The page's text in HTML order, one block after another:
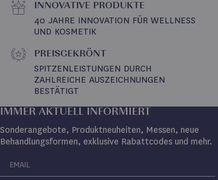
INNOVATIVE PRODUKTE
40 JAHRE INNOVATION FÜR WELLNESS
UND KOSMETIK
PREISGEKRÖNT
SPITZENLEISTUNGEN DURCH
ZAHLREICHE AUSZEICHNUNGEN
BESTÄTIGT
IMMER AKTUELL INFORMIERT
Sonderangebote, Produktneuheiten, Messen, neue
Behandlungsformen, exklusive Rabattcodes und mehr.